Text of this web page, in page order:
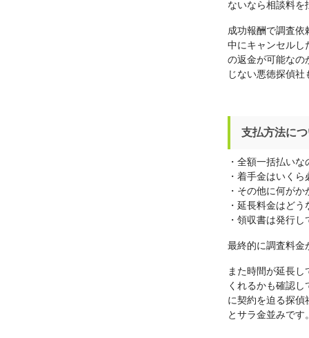
ないなら相談料を
成功報酬で調査依
中にキャンセルし
の返金が可能なの
じない悪徳探偵
支払方法に
・全額一括払い
・着手金はいくら
・その他に何が
・延長料金はど
・領収書は発行
最終的に調査料金
また時間が延長
くれるかも確認
に契約を迫る探偵
とサラ金並みです